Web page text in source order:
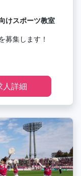
けスポーツ教室
募集します！
人詳細